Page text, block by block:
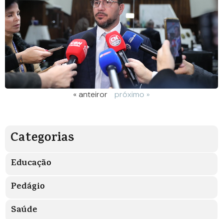
« anteiror próximo »
Categorias
Educação
Pedágio
Saúde